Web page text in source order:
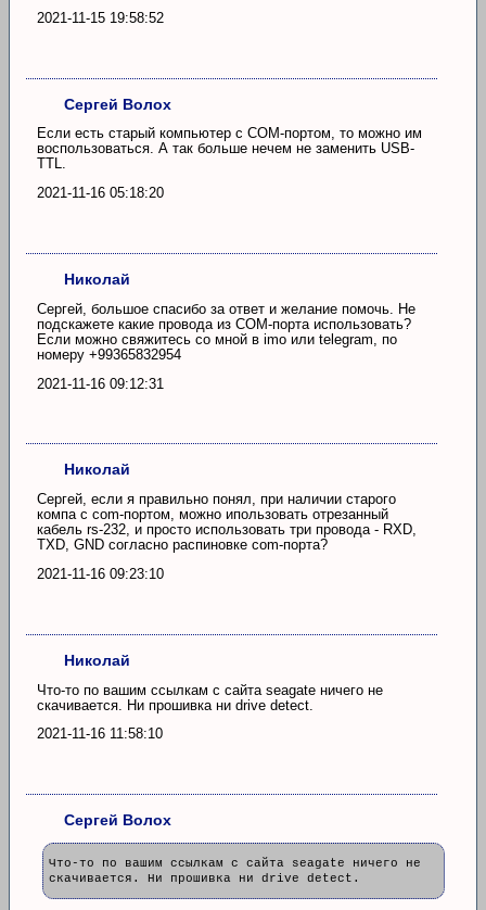
2021-11-15 19:58:52
Сергей Волох
Если есть старый компьютер с COM-портом, то можно им
воспользоваться. А так больше нечем не заменить USB-
TTL.
2021-11-16 05:18:20
Николай
Сергей, большое спасибо за ответ и желание помочь. Не
подскажете какие провода из COM-порта использовать?
Если можно свяжитесь со мной в imo или telegram, по
номеру +99365832954
2021-11-16 09:12:31
Николай
Сергей, если я правильно понял, при наличии старого
компа с com-портом, можно ипользовать отрезанный
кабель rs-232, и просто использовать три провода - RXD,
TXD, GND согласно распиновке com-порта?
2021-11-16 09:23:10
Николай
Что-то по вашим ссылкам с сайта seagate ничего не
скачивается. Ни прошивка ни drive detect.
2021-11-16 11:58:10
Сергей Волох
Что-то по вашим ссылкам с сайта seagate ничего не
скачивается. Ни прошивка ни drive detect.